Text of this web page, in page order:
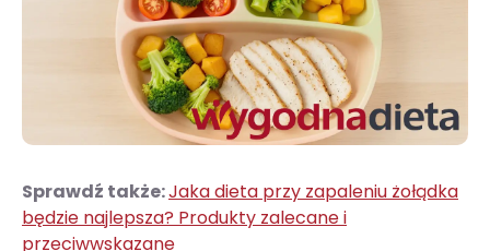
Sprawdź także:Jaka dieta przy zapaleniu żołądka
będzie najlepsza? Produkty zalecane i
przeciwwskazane